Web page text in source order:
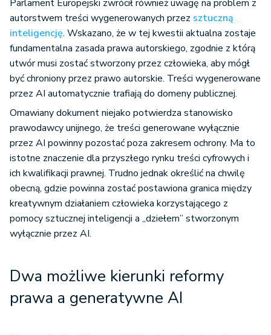
autorstwem treści wygenerowanych przezsztuczną
inteligencję . Wskazano, że w tej kwestii aktualna zostaje
fundamentalna zasada prawa autorskiego, zgodnie z którą
utwór musi zostać stworzony przez człowieka, aby mógł
być chroniony przez prawo autorskie. Treści wygenerowane
przez AI automatycznie trafiają do domeny publicznej.
Omawiany dokument niejako potwierdza stanowisko
prawodawcy unijnego, że treści generowane wyłącznie
przez AI powinny pozostać poza zakresem ochrony. Ma to
istotne znaczenie dla przyszłego rynku treści cyfrowych i
ich kwalifikacji prawnej. Trudno jednak określić na chwilę
obecną, gdzie powinna zostać postawiona granica między
kreatywnym działaniem człowieka korzystającego z
pomocy sztucznej inteligencji a „dziełem” stworzonym
wyłącznie przez AI.
prawa a generatywne AI